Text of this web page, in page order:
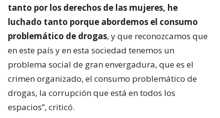
tanto por los derechos de las mujeres, he
luchado tanto porque abordemos el consumo
problemático de drogas, y que reconozcamos que
en este país y en esta sociedad tenemos un
problema social de gran envergadura, que es el
crimen organizado, el consumo problemático de
drogas, la corrupción que está en todos los
espacios”, criticó.